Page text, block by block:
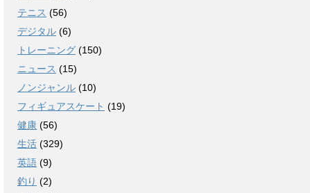
テニス (56)
デジタル (6)
トレーニング (150)
ニュース (15)
ノンジャンル (10)
フィギュアスケート (19)
健康 (56)
生活 (329)
英語 (9)
釣り (2)